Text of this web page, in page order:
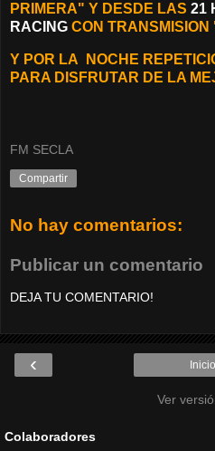
PRIMERA" Y DESDE LAS 21
RACING CON
Y POR LA NOCHE
PARA DISFRUTAR DE LA
FM SECLA
Compartir
No hay comentarios:
Publicar un comentario
DEJA TU COMENTARIO!
‹ Inicio
Ver
Colaboradores